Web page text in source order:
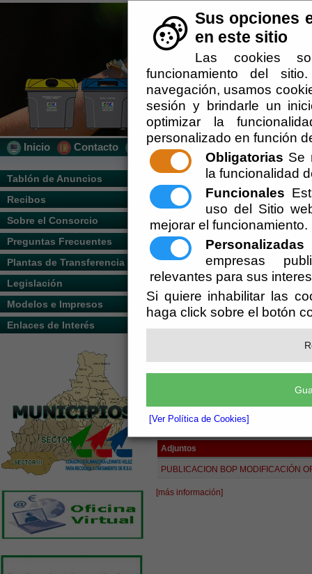
Sus opciones
en este sitio
Las cookies
funcionamiento del
navegación, usamos
sesión y brindarle un
optimizar la
personalizado en función
Obligatorias Se
la funcionalidad
Funcionales
uso del Sitio
mejorar el funcionamiento.
Personalizadas
empresas
relevantes para sus
Si quiere inhabilitar las
haga click sobre el botón
[Ver Política de Cookies]
Inicio Contacto Localización
Tablón de Anuncios
Recibos
Sobre el Consorcio
Preguntas Frecuentes
Plantas de Transferencia
Legislación
Modelos e Impresos
Enlaces de Interés
Usted se encuentra aquí:Inicio //
VÉLEZ
Escuchar
TASA DE
Consorcio
Medio
Administración
Adjuntos
PUBLICACION BOP MODIFICACIÓN
[más información]